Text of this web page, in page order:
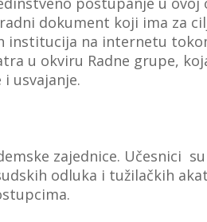
dokument koji ima za
institucija na internetu
u okviru Radne grupe,
usvajanje.
zajednice. Učesnici
odluka i tužilačkih